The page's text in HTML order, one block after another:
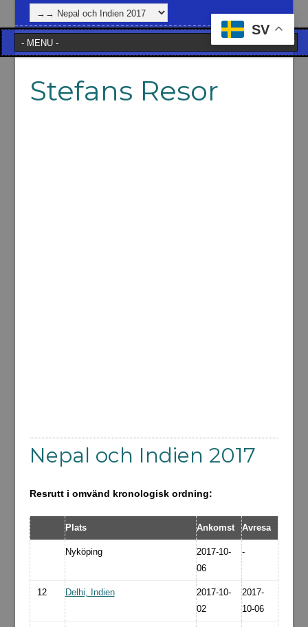
Stefans Resor
Nepal och Indien 2017
Resrutt i omvänd kronologisk ordning:
Plats Ankomst Avresa
Nyköping
2017-10-
06
-
12 Delhi, Indien
2017-10-
02
2017-
10-06
SV